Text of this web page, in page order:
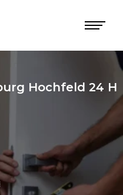
Hochfeld 24 H